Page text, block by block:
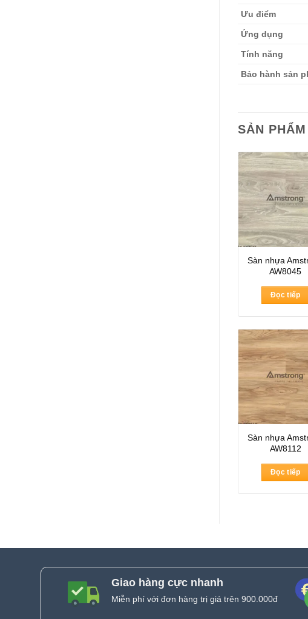
Ưu điểm
Ứng dụng
Tính năng
Bảo hành sản
SẢN
Sàn nhựa
AW8045
Đọc tiếp
Sàn nhựa
AW8112
Đọc tiếp
Giao hàng cực nhanh
Miễn phí với đơn hàng trị giá trên 900.000đ